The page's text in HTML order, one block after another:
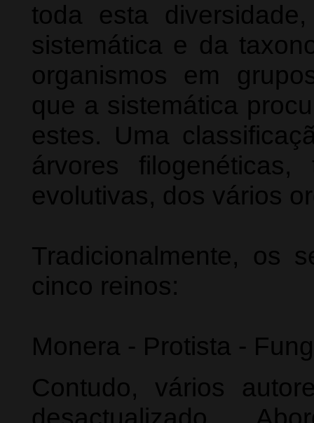
toda esta
sistemática e da
organismos em
que a sistemática
estes. Uma
árvores
evolutivas, dos vários
Tradicionalmente, os
cinco reinos:
Monera - Protista -
Contudo, vários